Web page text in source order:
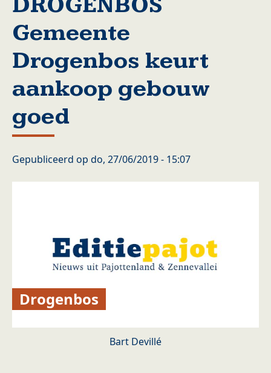
Gemeente
Drogenbos keurt
aankoop gebouw
goed
Gepubliceerd op do, 27/06/2019 - 15:07
Drogenbos
Bart Devillé